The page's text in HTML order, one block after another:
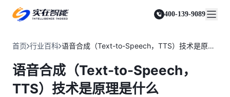
400-139-9089
人人都会用的智能体
智能文档审阅平台
实在 RPA 机器人
可靠的机器人终端
实在 RPA 控制器
强大的智能中枢
通信运营商
零售电商
跨境电商
金融
运营商
客服坐席 | 自动跟单 | 系统运维 | 智能审核
资源与支持
实在学院
智能体市场
合作伙伴
客户支持
关于实在
媒体报道
视频动态
加入我们
首页 行业百科 语音合成（Text-to-Speech，TTS）技术是原理是什么
语音合成（Text-to-Speech，
TTS）技术是原理是什么